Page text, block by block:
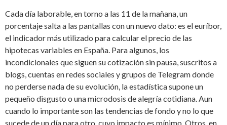
Cada día laborable, en torno a las 11 de la mañana, un
porcentaje salta a las pantallas con un nuevo dato: es el euríbor,
el indicador más utilizado para calcular el precio de las
hipotecas variables en España. Para algunos, los
incondicionales que siguen su cotización sin pausa, suscritos a
blogs, cuentas en redes sociales y grupos de Telegram donde
no perderse nada de su evolución, la estadística supone un
pequeño disgusto o una microdosis de alegría cotidiana. Aun
cuando lo importante son las tendencias de fondo y no lo que
sucede de un día para otro, cuyo impacto es mínimo. Otros, en